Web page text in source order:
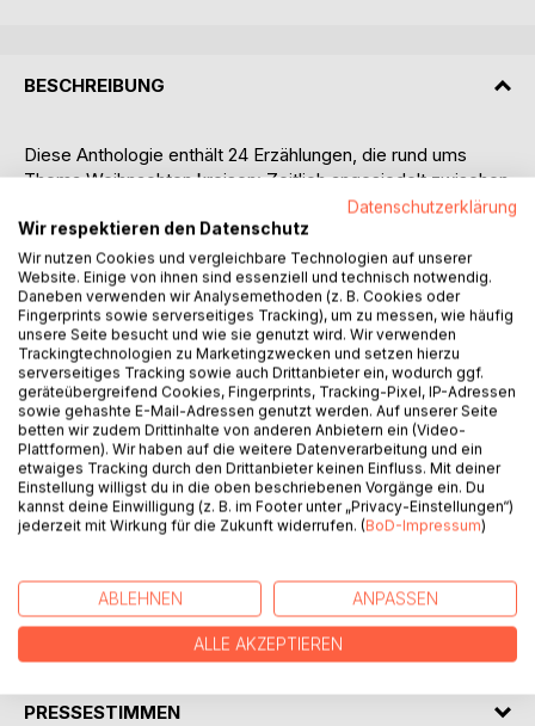
BESCHREIBUNG
Diese Anthologie enthält 24 Erzählungen, die rund ums
Thema Weihnachten kreisen: Zeitlich angesiedelt zwischen
dem Ursprung des Festes, der Gegenwart und der Zukunft,
räumlich zwischen dem verschneiten Norden, dem
verregneten Mitteleuropa sowie der Judäischen Wüste.
Kaum je verlaufen die Feiertage wie geplant oder erwartet,
aber wäre es andernfalls nicht langweilig?
Krimi, Mystery, Science-Fiction, Historie, Abenteuer und
Satire sind in dieser bunten Mischung enthalten, Kitsch und
Sentimentalität dagegen (hoffentlich!) nur in
Spurenelementen.
Einige der Texte wurden bereits in Anthologien und
Zeitschriften abgedruckt; die übrigen sind
Erstveröffentlichungen.
(3. Auflage 2026)
PRESSESTIMMEN
Datenschutzerklärung
Wir respektieren den Datenschutz
Wir nutzen Cookies und vergleichbare Technologien auf unserer
Website. Einige von ihnen sind essenziell und technisch notwendig.
Daneben verwenden wir Analysemethoden (z. B. Cookies oder
Fingerprints sowie serverseitiges Tracking), um zu messen, wie häufig
unsere Seite besucht und wie sie genutzt wird. Wir verwenden
Trackingtechnologien zu Marketingzwecken und setzen hierzu
serverseitiges Tracking sowie auch Drittanbieter ein, wodurch ggf.
geräteübergreifend Cookies, Fingerprints, Tracking-Pixel, IP-Adressen
sowie gehashte E-Mail-Adressen genutzt werden. Auf unserer Seite
betten wir zudem Drittinhalte von anderen Anbietern ein (Video-
Plattformen). Wir haben auf die weitere Datenverarbeitung und ein
etwaiges Tracking durch den Drittanbieter keinen Einfluss. Mit deiner
Einstellung willigst du in die oben beschriebenen Vorgänge ein. Du
kannst deine Einwilligung (z. B. im Footer unter „Privacy-Einstellungen“)
jederzeit mit Wirkung für die Zukunft widerrufen. (BoD-Impressum)
ABLEHNEN ANPASSEN
ALLE AKZEPTIEREN